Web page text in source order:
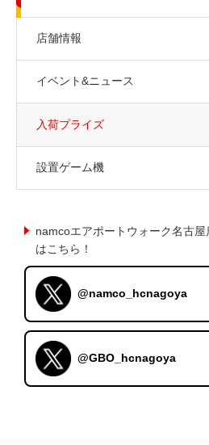
店舗情報
イベント&ニュース
入荷プライズ
設置ゲーム機
namcoエアポートウォーク名古屋
はこちら！
@namco_hcnagoya
@GBO_hcnagoya